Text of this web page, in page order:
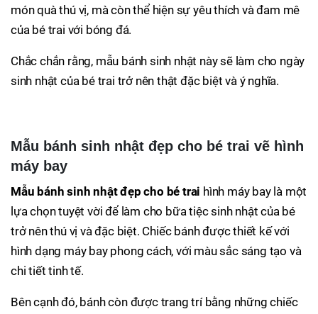
món quà thú vị, mà còn thể hiện sự yêu thích và đam mê
của bé trai với bóng đá.
Chắc chắn rằng, mẫu bánh sinh nhật này sẽ làm cho ngày
sinh nhật của bé trai trở nên thật đặc biệt và ý nghĩa.
Mẫu bánh sinh nhật đẹp cho bé trai vẽ hình
máy bay
Mẫu bánh sinh nhật đẹp cho bé trai hình máy bay là một
lựa chọn tuyệt vời để làm cho bữa tiệc sinh nhật của bé
trở nên thú vị và đặc biệt. Chiếc bánh được thiết kế với
hình dạng máy bay phong cách, với màu sắc sáng tạo và
chi tiết tinh tế.
Bên cạnh đó, bánh còn được trang trí bằng những chiếc